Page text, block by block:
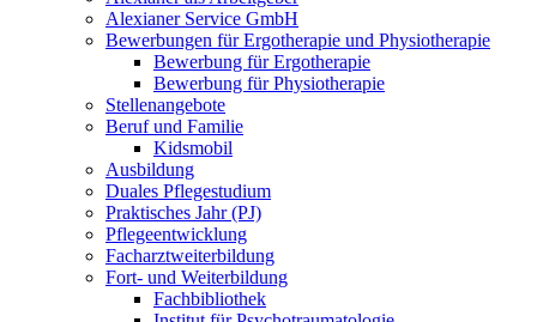
Alexianer Service GmbH
Bewerbungen für Ergotherapie und Physiotherapie
Bewerbung für Ergotherapie
Bewerbung für Physiotherapie
Stellenangebote
Beruf und Familie
Kidsmobil
Ausbildung
Duales Pflegestudium
Praktisches Jahr (PJ)
Pflegeentwicklung
Facharztweiterbildung
Fort- und Weiterbildung
Fachbibliothek